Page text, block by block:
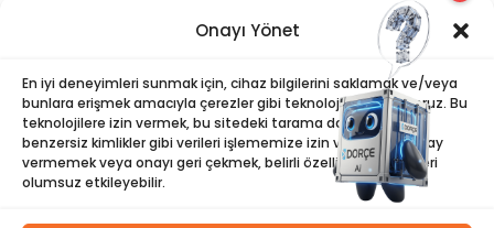
Onayı Yönet
En iyi deneyimleri sunmak için, cihaz bilgilerini saklamak ve/veya
bunlara erişmek amacıyla çerezler gibi teknolojiler kullanıyoruz. Bu
teknolojilere izin vermek, bu sitedeki tarama davranışı veya
benzersiz kimlikler gibi verileri işlememize izin verecektir. Onay
vermemek veya onayı geri çekmek, belirli özellikleri ve işlevleri
olumsuz etkileyebilir.
Polis Karakolları: Güvenli, Entegre ve Hızlı İnşa
Edilebilir Kamu Güvenliği Yapıları